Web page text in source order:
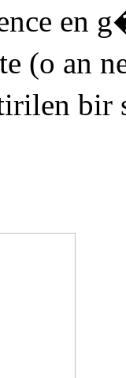
en
(o an
bir